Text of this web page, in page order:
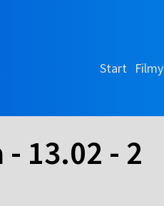
Start Filmy
13.02 - 2